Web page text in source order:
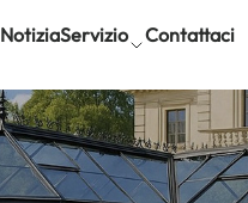
NotiziaServizio Contattaci